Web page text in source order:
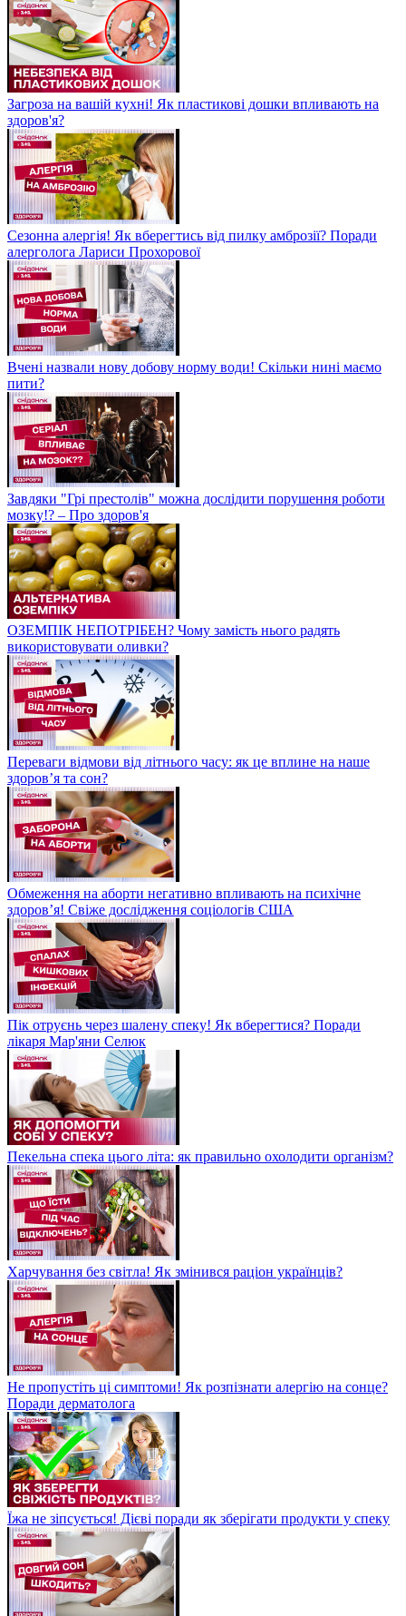
Загроза на вашій кухні! Як пластикові дошки впливають на
здоров'я?
Сезонна алергія! Як вберегтись від пилку амброзії? Поради
алерголога Лариси Прохорової
Вчені назвали нову добову норму води! Скільки нині маємо
пити?
Завдяки "Грі престолів" можна дослідити порушення роботи
мозку!? – Про здоров'я
ОЗЕМПІК НЕПОТРІБЕН? Чому замість нього радять
використовувати оливки?
Переваги відмови від літнього часу: як це вплине на наше
здоров’я та сон?
Обмеження на аборти негативно впливають на психічне
здоров’я! Свіже дослідження соціологів США
Пік отруєнь через шалену спеку! Як вберегтися? Поради
лікаря Мар'яни Селюк
Пекельна спека цього літа: як правильно охолодити організм?
Харчування без світла! Як змінився раціон українців?
Не пропустіть ці симптоми! Як розпізнати алергію на сонце?
Поради дерматолога
Їжа не зіпсується! Дієві поради як зберігати продукти у спеку